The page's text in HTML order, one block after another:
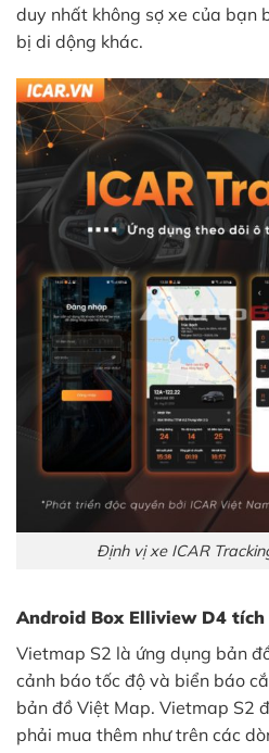
duy nhất không sợ xe của bạn
bị di dộng khác.
Định vị xe ICAR
Android Box Elliview D4
Vietmap S2 là ứng dụng bản
cảnh báo tốc độ và biển báo
bản đồ Việt Map. Vietmap S2
phải mua thêm như trên các